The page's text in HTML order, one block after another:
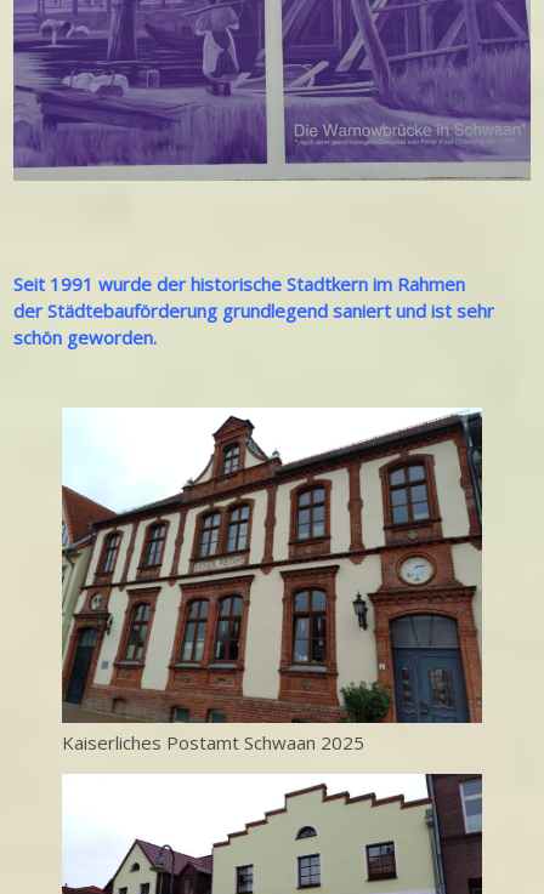
Seit 1991 wurde der historische Stadtkern im Rahmen
der Städtebauförderung grundlegend saniert und ist sehr
schön geworden.
Kaiserliches Postamt Schwaan 2025